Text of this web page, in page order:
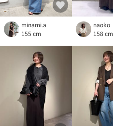
minami.a
155 cm
naoko
158 cm